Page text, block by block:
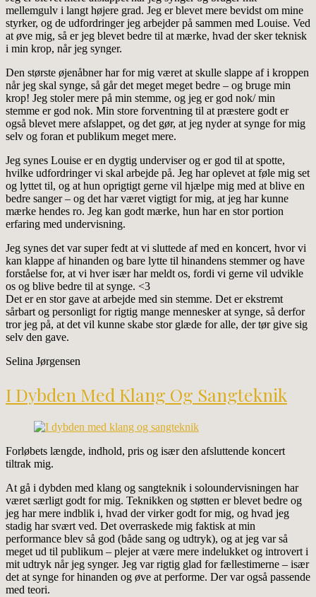
mellemgulv i langt højere grad. Jeg er blevet mere bevidst om mine
styrker, og de udfordringer jeg arbejder på sammen med Louise. Ved
at øve mig, så er jeg blevet bedre til at mærke, hvad der sker teknisk
i min krop, når jeg synger.
Den største øjenåbner har for mig været at skulle slappe af i kroppen
når jeg skal synge, så går det meget meget bedre – og bruge min
krop! Jeg stoler mere på min stemme, og jeg er god nok/ min
stemme er god nok. Min store forventning til at præstere godt er
også blevet mere afslappet, og det gør, at jeg nyder at synge for mig
selv og foran et publikum meget mere.
Jeg synes Louise er en dygtig underviser og er god til at spotte,
hvilke udfordringer vi skal arbejde på. Jeg har oplevet at føle mig set
og lyttet til, og at hun oprigtigt gerne vil hjælpe mig med at blive en
bedre sanger – og det har været vigtigt for mig, at jeg har kunne
mærke hendes ro. Jeg kan godt mærke, hun har en stor portion
erfaring med undervisning.
Jeg synes det var super fedt at vi sluttede af med en koncert, hvor vi
kan klappe af hinanden og bare lytte til hinandens stemmer og have
forståelse for, at vi hver især har meldt os, fordi vi gerne vil udvikle
os og blive bedre til at synge. <3
Det er en stor gave at arbejde med sin stemme. Det er ekstremt
sårbart og personligt for rigtig mange mennesker at synge, så derfor
tror jeg på, at det vil kunne skabe stor glæde for alle, der tør give sig
selv den gave.
Selina Jørgensen
I Dybden Med Klang Og Sangteknik
Forløbets længde, indhold, pris og især den afsluttende koncert
tiltrak mig.
At gå i dybden med klang og sangteknik i soloundervisningen har
været særligt godt for mig. Teknikken og støtten er blevet bedre og
jeg har mere indblik i, hvad der virker godt for mig, og hvad jeg
stadig har svært ved. Det overraskede mig faktisk at min
performance blev så god (både sang og udtryk), og at jeg var så
meget ud til publikum – plejer at være mere indelukket og introvert i
mit udtryk når jeg synger. Jeg var rigtig glad for fællestimerne – især
det at synge for hinanden og øve at performe. Der var også passende
med teori.